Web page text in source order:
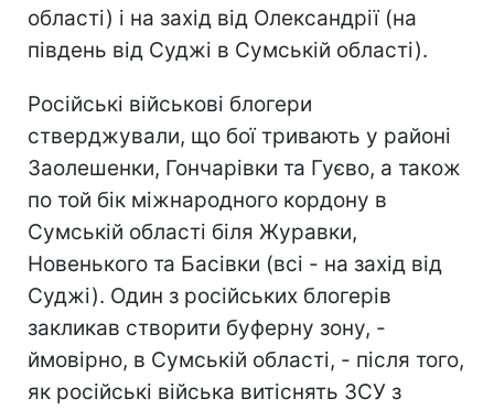
області) і на захід від Олександрії (на
південь від Суджі в Сумській області).
Російські військові блогери
стверджували, що бої тривають у районі
Заолешенки, Гончарівки та Гуєво, а також
по той бік міжнародного кордону в
Сумській області біля Журавки,
Новенького та Басівки (всі - на захід від
Суджі). Один з російських блогерів
закликав створити буферну зону, -
ймовірно, в Сумській області, - після того,
як російські війська витіснять ЗСУ з